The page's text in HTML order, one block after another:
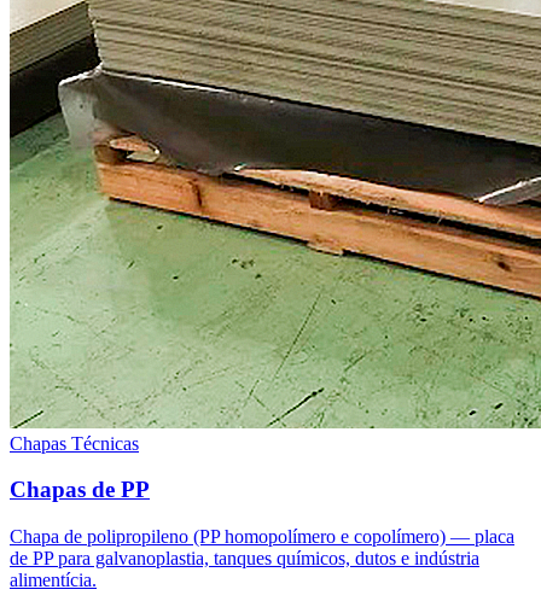
Chapas Técnicas
Chapas de PP
Chapa de polipropileno (PP homopolímero e copolímero) — placa
de PP para galvanoplastia, tanques químicos, dutos e indústria
alimentícia.